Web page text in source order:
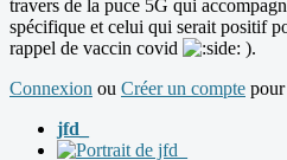
travers de la puce 5G qui
spécifique et celui qui serait positif
rappel de vaccin covid
).
Connexion ou Créer un compte
jfd_